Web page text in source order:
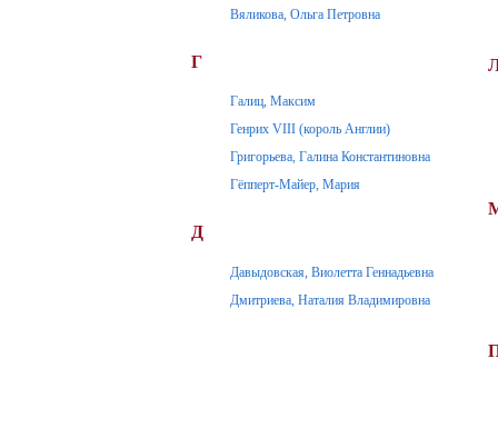
Вяликова, Ольга Петровна
Г
Галиц, Максим
Генрих VIII (король Англии)
Григорьева, Галина Константиновна
Гёпперт-Майер, Мария
Д
Давыдовская, Виолетта Геннадьевна
Дмитриева, Наталия Владимировна